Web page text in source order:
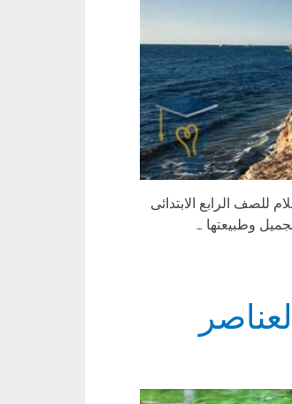
الرابع الابتدائى
وطبيعتها …